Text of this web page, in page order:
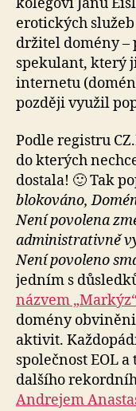
erotických
držitel domény –
spekulant, který
internetu
později využil
Podle registru
do kterých
dostala! 🙂 Tak
blokováno,
Není povolena
administrativně
Není povoleno
jedním s
názvem
domény
aktivit.
společnost EOL
dalšího
Andrejem